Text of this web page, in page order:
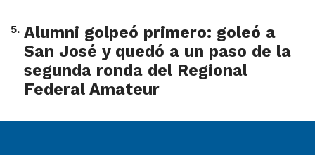
5. Alumni golpeó primero: goleó a
San José y quedó a un paso de la
segunda ronda del Regional
Federal Amateur